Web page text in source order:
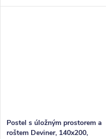
spaní, úložný prostor i krásný
Postel s úložným prostorem a
roštem Deviner, 140x200,